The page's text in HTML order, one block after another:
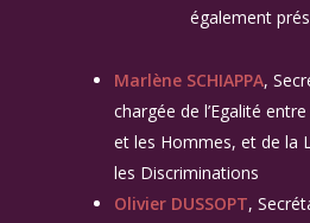
également
Marlène SCHIAPPA,
chargée de l’Egalité
et les Hommes, et de la
les Discriminations
Olivier DUSSOPT,